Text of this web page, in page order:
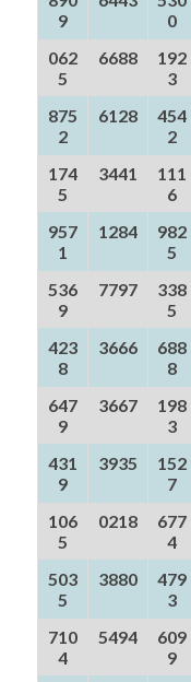
9
0
062
5
6688
192
3
875
2
6128
454
2
174
5
3441
111
6
957
1
1284
982
5
536
9
7797
338
5
423
8
3666
688
8
647
9
3667
198
3
431
9
3935
152
7
106
5
0218
677
4
503
5
3880
479
3
710
4
5494
609
9